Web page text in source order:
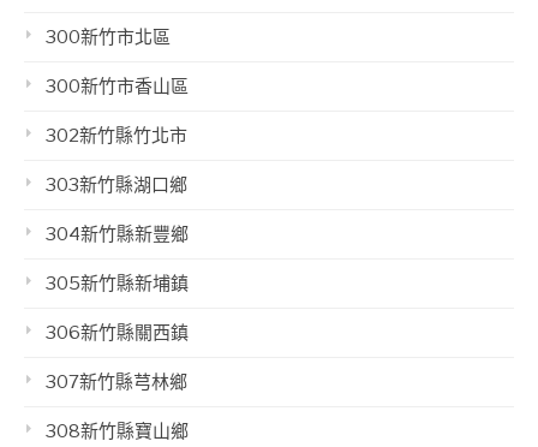
300新竹市北區
300新竹市香山區
302新竹縣竹北市
303新竹縣湖口鄉
304新竹縣新豐鄉
305新竹縣新埔鎮
306新竹縣關西鎮
307新竹縣芎林鄉
308新竹縣寶山鄉